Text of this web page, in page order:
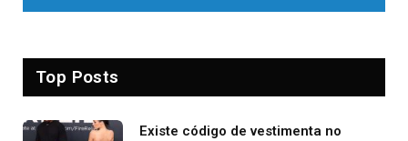
Top Posts
Existe código de vestimenta no